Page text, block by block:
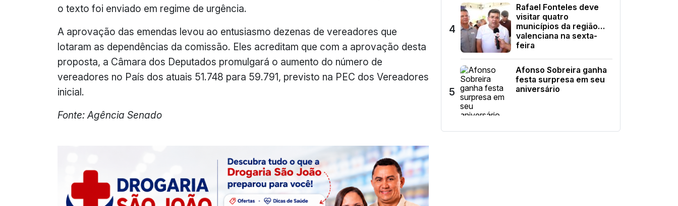
o texto foi enviado em regime de urgência.
A aprovação das emendas levou ao entusiasmo dezenas de vereadores que
lotaram as dependências da comissão. Eles acreditam que com a aprovação desta
proposta, a Câmara dos Deputados promulgará o aumento do número de
vereadores no País dos atuais 51.748 para 59.791, previsto na PEC dos Vereadores
inicial.
Fonte: Agência Senado
alviero
martini
4
Rafael Fonteles deve
visitar quatro
municípios da região
valenciana na sexta-
feira
5
Afonso Sobreira ganha
festa surpresa em seu
aniversário